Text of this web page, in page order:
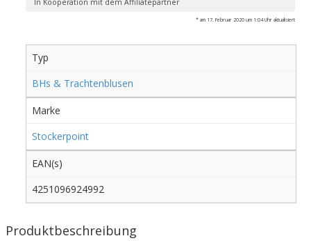
In Kooperation mit dem Affiliatepartner
* am 17. Februar 2020 um 1:04 Uhr aktualisiert
Typ
BHs & Trachtenblusen
Marke
Stockerpoint
EAN(s)
4251096924992
Produktbeschreibung